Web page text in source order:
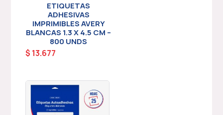
ETIQUETAS
ADHESIVAS
IMPRIMIBLES AVERY
BLANCAS 1.3 X 4.5 CM –
800 UNDS
$ 13.677